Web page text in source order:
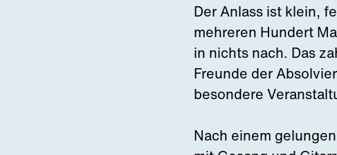
Der Anlass ist klein,
mehreren Hundert
in nichts nach. Das
Freunde der
besondere
Nach einem